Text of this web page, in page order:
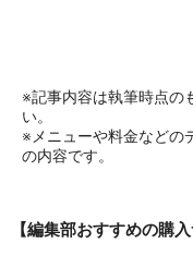
※記事内容は執筆時点の
い。
※メニューや料金などの
の内容です。
【編集部おすすめの購入